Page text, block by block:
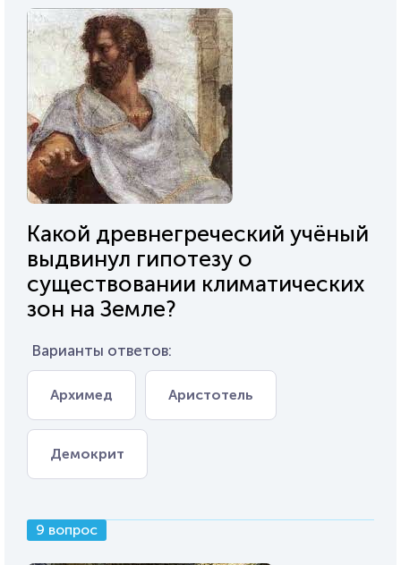
Какой древнегреческий учёный
выдвинул гипотезу о
существовании климатических
зон на Земле?
Варианты ответов:
Архимед Аристотель
Демокрит
9 вопрос